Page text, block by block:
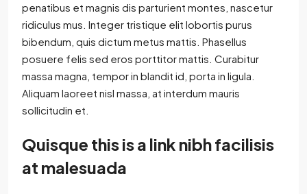
penatibus et magnis dis parturient montes, nascetur
ridiculus mus. Integer tristique elit lobortis purus
bibendum, quis dictum metus mattis. Phasellus
posuere felis sed eros porttitor mattis. Curabitur
massa magna, tempor in blandit id, porta in ligula.
Aliquam laoreet nisl massa, at interdum mauris
sollicitudin et.
Quisque this is a link nibh facilisis
at malesuada